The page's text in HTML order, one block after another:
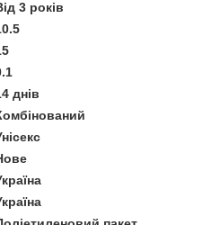
3 років
днів